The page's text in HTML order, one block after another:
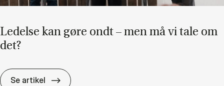
Le­del­se kan gøre ondt – men må vi tale om
det?
Se artikel Le­del­se kan gøre ondt – men må vi tale om